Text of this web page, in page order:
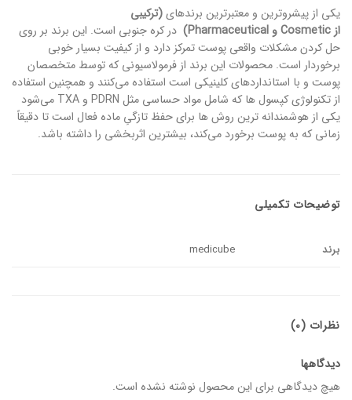
یکی از پیشروترین و معتبرترین برندهای(ترکیبی
ازCosmeticوPharmaceutical)
در کره جنوبی است. این برند بر روی
حل کردن مشکلات واقعی پوست تمرکز دارد و از کیفیت بسیار خوبی
برخوردار است. محصولات این برند از فرمولاسیونی که توسط متخصصان
پوست و با استانداردهای کلینیکی است استفاده می‌کنند و همچنین استفاده
از تکنولوژی کپسول ها که شامل مواد حساسی مثل PDRN و TXA می‌شود
یکی از هوشمندانه ترین روش ها برای حفظ تازگیِ ماده فعال است تا دقیقاً
زمانی که به پوست برخورد می‌کند، بیشترین اثربخشی را داشته باشد.
توضیحات تکمیلی
برند medicube
نظرات (0)
دیدگاهها
هیچ دیدگاهی برای این محصول نوشته نشده است.